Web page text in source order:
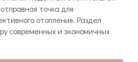
точка для
отопления. Раздел
современных и экономичных